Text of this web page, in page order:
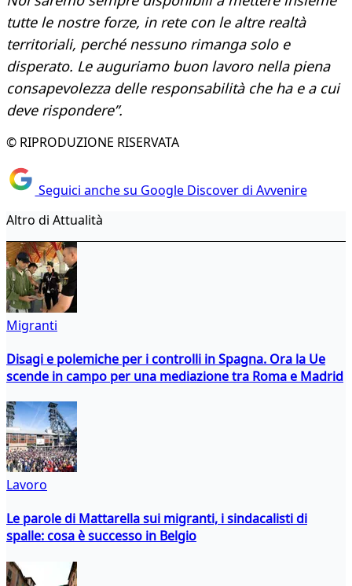
tutte le nostre forze, in rete con le altre realtà
territoriali, perché nessuno rimanga solo e
disperato. Le auguriamo buon lavoro nella piena
consapevolezza delle responsabilità che ha e a cui
deve rispondere”.
© RIPRODUZIONE RISERVATA
Seguici anche su Google Discover di Avvenire
Altro di Attualità
Migranti
Disagi e polemiche per i controlli in Spagna. Ora la Ue
scende in campo per una mediazione tra Roma e Madrid
Lavoro
Le parole di Mattarella sui migranti, i sindacalisti di
spalle: cosa è successo in Belgio